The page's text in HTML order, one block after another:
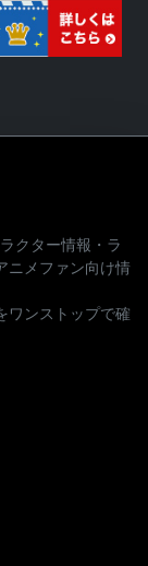
クター情報・ラ
ニメファン向け情
ワンストップで確